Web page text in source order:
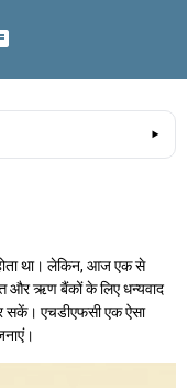
था। लेकिन, आज एक से
और ऋण बैंकों के लिए धन्यवाद
सकें। एचडीएफसी एक ऐसा